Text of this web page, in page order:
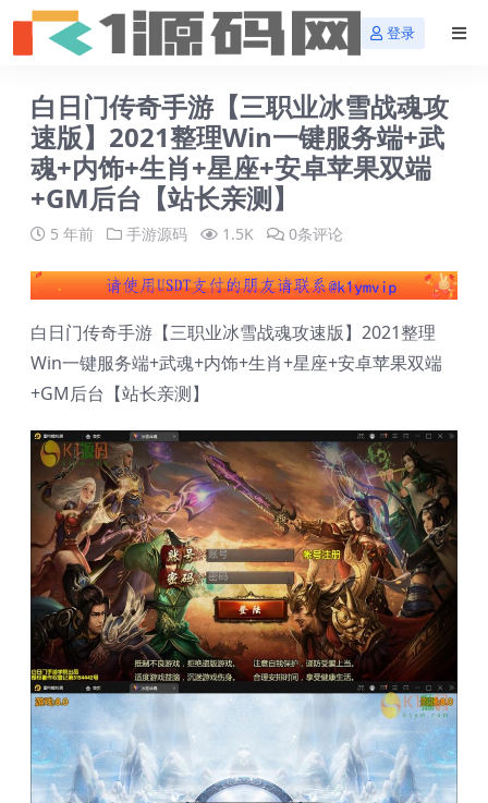
登录
白日门传奇手游【三职业冰雪战魂攻
速版】2021整理Win一键服务端+武
魂+内饰+生肖+星座+安卓苹果双端
+GM后台【站长亲测】
5 年前 手游源码 1.5K 0条评论
白日门传奇手游【三职业冰雪战魂攻速版】2021整理
Win一键服务端+武魂+内饰+生肖+星座+安卓苹果双端
+GM后台【站长亲测】